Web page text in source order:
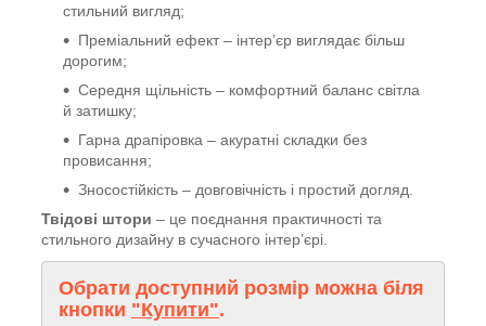
стильний вигляд;
Преміальний ефект – інтер’єр виглядає більш
дорогим;
Середня щільність – комфортний баланс світла
й затишку;
Гарна драпіровка – акуратні складки без
провисання;
Зносостійкість – довговічність і простий догляд.
Твідові штори – це поєднання практичності та
стильного дизайну в сучасного інтер’єрі.
Обрати доступний розмір можна біля
кнопки "Купити".